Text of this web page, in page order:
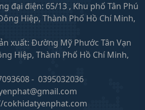
đại điện: 65/13 , Khu phố Tân Phú
Hiệp, Thành Phố Hồ Chí Minh,
xuất: Đường Mỹ Phước Tân Vạn
Hiệp, Thành Phố Hồ Chí Minh,
- 0395032036
cokhidatyenphat.com